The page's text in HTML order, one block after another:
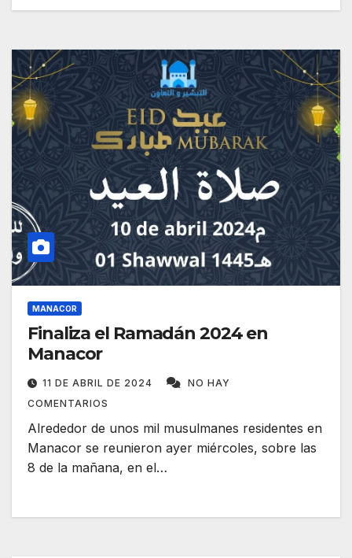
MANACOR
Finaliza el Ramadán 2024 en
Manacor
11 DE ABRIL DE 2024
NO HAY
COMENTARIOS
Alrededor de unos mil musulmanes residentes en
Manacor se reunieron ayer miércoles, sobre las
8 de la mañana, en el…